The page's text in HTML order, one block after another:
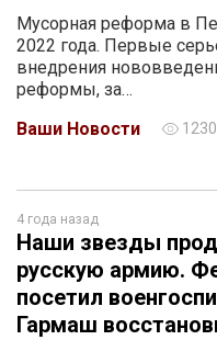
Мусорная реформа в
2022 года. Первые
внедрения
реформы, за…
Ваши Новости
4 года назад
Наши звезды
русскую армию.
посетил
Гармаш